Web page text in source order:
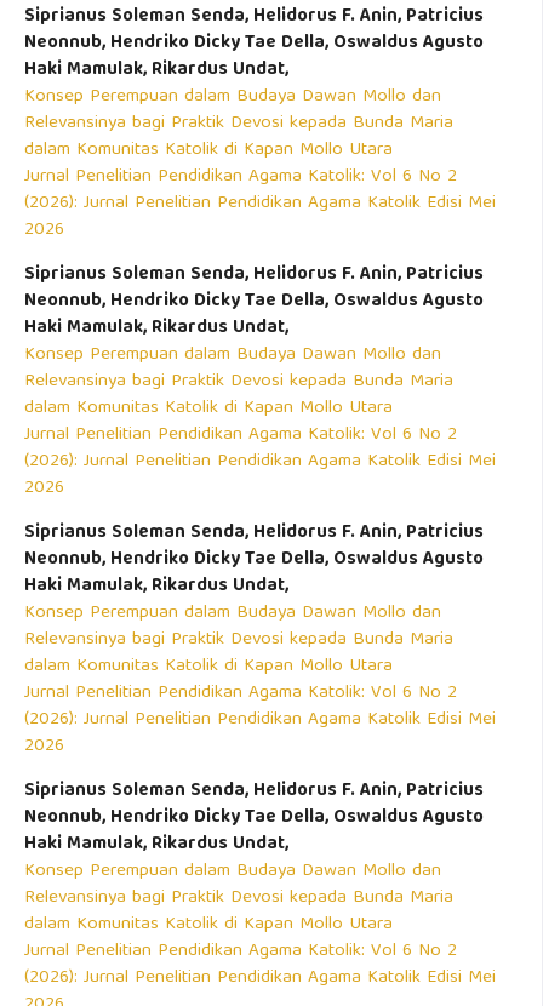
Siprianus Soleman Senda, Helidorus F. Anin, Patricius
Neonnub, Hendriko Dicky Tae Della, Oswaldus Agusto
Haki Mamulak, Rikardus Undat,
Konsep Perempuan dalam Budaya Dawan Mollo dan
Relevansinya bagi Praktik Devosi kepada Bunda Maria
dalam Komunitas Katolik di Kapan Mollo Utara
Jurnal Penelitian Pendidikan Agama Katolik: Vol 6 No 2
(2026): Jurnal Penelitian Pendidikan Agama Katolik Edisi Mei
2026
Siprianus Soleman Senda, Helidorus F. Anin, Patricius
Neonnub, Hendriko Dicky Tae Della, Oswaldus Agusto
Haki Mamulak, Rikardus Undat,
Konsep Perempuan dalam Budaya Dawan Mollo dan
Relevansinya bagi Praktik Devosi kepada Bunda Maria
dalam Komunitas Katolik di Kapan Mollo Utara
Jurnal Penelitian Pendidikan Agama Katolik: Vol 6 No 2
(2026): Jurnal Penelitian Pendidikan Agama Katolik Edisi Mei
2026
Siprianus Soleman Senda, Helidorus F. Anin, Patricius
Neonnub, Hendriko Dicky Tae Della, Oswaldus Agusto
Haki Mamulak, Rikardus Undat,
Konsep Perempuan dalam Budaya Dawan Mollo dan
Relevansinya bagi Praktik Devosi kepada Bunda Maria
dalam Komunitas Katolik di Kapan Mollo Utara
Jurnal Penelitian Pendidikan Agama Katolik: Vol 6 No 2
(2026): Jurnal Penelitian Pendidikan Agama Katolik Edisi Mei
2026
Siprianus Soleman Senda, Helidorus F. Anin, Patricius
Neonnub, Hendriko Dicky Tae Della, Oswaldus Agusto
Haki Mamulak, Rikardus Undat,
Konsep Perempuan dalam Budaya Dawan Mollo dan
Relevansinya bagi Praktik Devosi kepada Bunda Maria
dalam Komunitas Katolik di Kapan Mollo Utara
Jurnal Penelitian Pendidikan Agama Katolik: Vol 6 No 2
(2026): Jurnal Penelitian Pendidikan Agama Katolik Edisi Mei